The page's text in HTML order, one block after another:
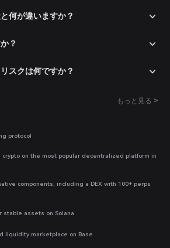
何が違いますか？
？
スクは何ですか？
もっと見る >
protocol
crypto on the most popular decentralized platform in
components, including a DEX with 100+ perps
stable assets on Solana
liquidity marketplace on Base